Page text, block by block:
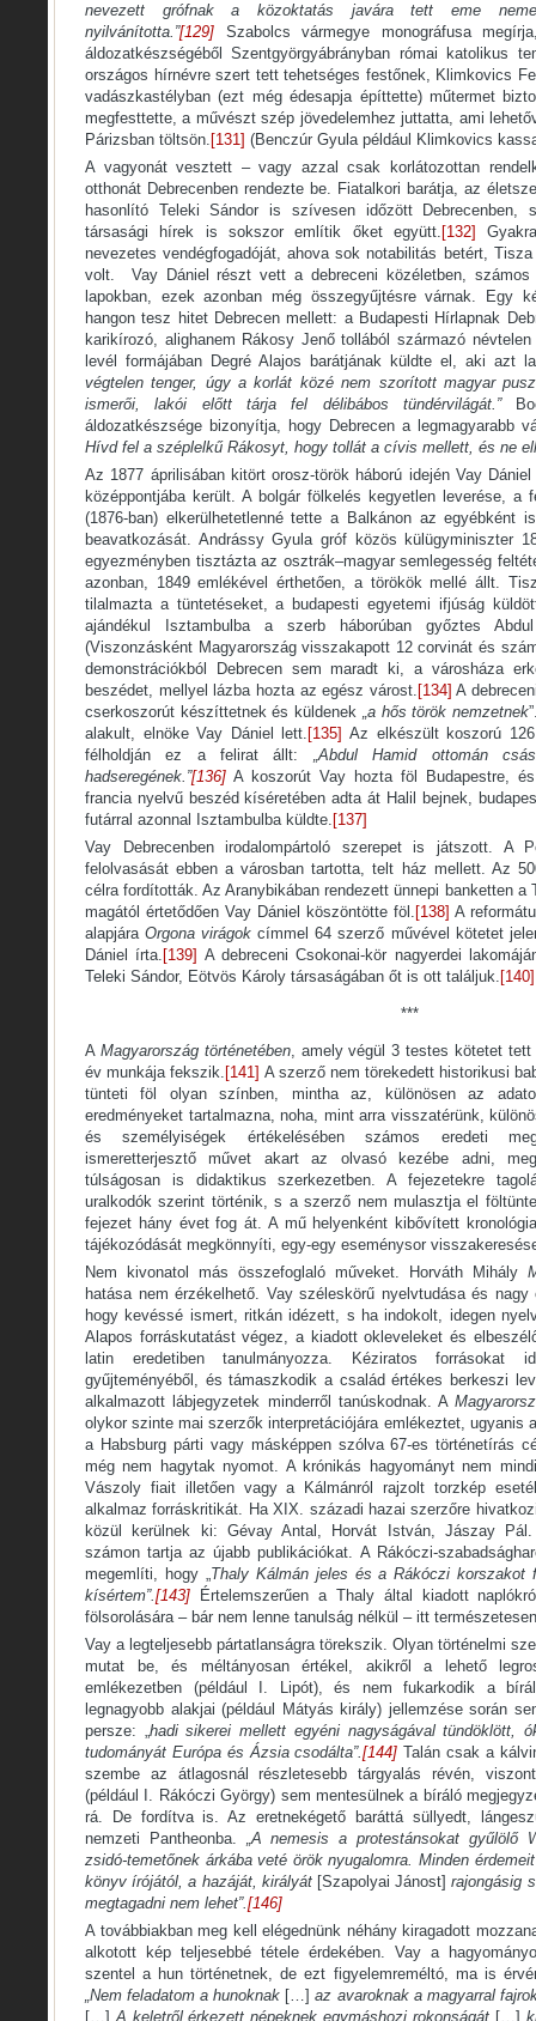
nevezett grófnak a közoktatás javára tett eme
nyilvánította.”[129] Szabolcs vármegye monográfusa
áldozatkészségéből Szentgyörgyábrányban római katolikus
országos hírnévre szert tett tehetséges festőnek, Klimkovics
vadászkastélyban (ezt még édesapja építtette) műtermet
megfesttette, a művészt szép jövedelemhez juttatta, ami
Párizsban töltsön. [131] (Benczúr Gyula például Klimkovics
A vagyonát vesztett – vagy azzal csak korlátozottan
otthonát Debrecenben rendezte be. Fiatalkori barátja, az
hasonlító Teleki Sándor is szívesen időzött
társasági hírek is sokszor említik őket együtt. [132]
nevezetes vendégfogadóját, ahova sok notabilitás betért,
volt. Vay Dániel részt vett a debreceni közéletben, számos
lapokban, ezek azonban még összegyűjtésre várnak. Egy
hangon tesz hitet Debrecen mellett: a Budapesti Hírlapnak
karikírozó, alighanem Rákosy Jenő tollából származó
levél formájában Degré Alajos barátjának küldte el, aki azt
végtelen tenger, úgy a korlát közé nem szorított magyar
ismerői, lakói előtt tárja fel délibábos tündérvilágát.”
áldozatkészsége bizonyítja, hogy Debrecen a legmagyarabb
Hívd fel a széplelkű Rákosyt, hogy tollát a cívis mellett, és ne
Az 1877 áprilisában kitört orosz-török háború idején Vay
középpontjába került. A bolgár fölkelés kegyetlen leverése, a
(1876-ban) elkerülhetetlenné tette a Balkánon az egyébként
beavatkozását. Andrássy Gyula gróf közös külügyminiszter
egyezményben tisztázta az osztrák–magyar semlegesség
azonban, 1849 emlékével érthetően, a törökök mellé állt.
tilalmazta a tüntetéseket, a budapesti egyetemi ifjúság
ajándékul Isztambulba a szerb háborúban győztes
(Viszonzásként Magyarország visszakapott 12 corvinát és
demonstrációkból Debrecen sem maradt ki, a városháza
beszédet, mellyel lázba hozta az egész várost. [134] A
cserkoszorút készíttetnek és küldenek „a hős török nemzetnek
alakult, elnöke Vay Dániel lett. [135] Az elkészült koszorú
félholdján ez a felirat állt: „Abdul Hamid ottomán
hadseregének.”[136] A koszorút Vay hozta föl Budapestre,
francia nyelvű beszéd kíséretében adta át Halil bejnek,
futárral azonnal Isztambulba küldte. [137]
Vay Debrecenben irodalompártoló szerepet is játszott. A
felolvasását ebben a városban tartotta, telt ház mellett. Az
célra fordították. Az Aranybikában rendezett ünnepi banketten a
magától értetődően Vay Dániel köszöntötte föl. [138] A
alapjáraOrgona virágokcímmel 64 szerző művével kötetet
Dániel írta. [139] A debreceni Csokonai-kör nagyerdei
Teleki Sándor, Eötvös Károly társaságában őt is ott találjuk. [140]
***
A Magyarország történetében, amely végül 3 testes kötetet
év munkája fekszik. [141] A szerző nem törekedett historikusi
tünteti föl olyan színben, mintha az, különösen az
eredményeket tartalmazna, noha, mint arra visszatérünk,
és személyiségek értékelésében számos eredeti
ismeretterjesztő művet akart az olvasó kezébe adni,
túlságosan is didaktikus szerkezetben. A fejezetekre
uralkodók szerint történik, s a szerző nem mulasztja el
fejezet hány évet fog át. A mű helyenként kibővített
tájékozódását megkönnyíti, egy-egy eseménysor
Nem kivonatol más összefoglaló műveket. Horváth Mihály
hatása nem érzékelhető. Vay széleskörű nyelvtudása és
hogy kevéssé ismert, ritkán idézett, s ha indokolt, idegen
Alapos forráskutatást végez, a kiadott okleveleket és
latin eredetiben tanulmányozza. Kéziratos forrásokat
gyűjteményéből, és támaszkodik a család értékes berkeszi
alkalmazott lábjegyzetek minderről tanúskodnak. A
olykor szinte mai szerzők interpretációjára emlékeztet, ugyanis
a Habsburg párti vagy másképpen szólva 67-es történetírás
még nem hagytak nyomot. A krónikás hagyományt nem
Vászoly fiait illetően vagy a Kálmánról rajzolt torzkép
alkalmaz forráskritikát. Ha XIX. századi hazai szerzőre
közül kerülnek ki: Gévay Antal, Horvát István, Jászay
számon tartja az újabb publikációkat. A Rákóczi-
megemlíti, hogy „Thaly Kálmán jeles és a Rákóczi korszakot
kísértem”.[143] Értelemszerűen a Thaly által kiadott
fölsorolására – bár nem lenne tanulság nélkül – itt
Vay a legteljesebb pártatlanságra törekszik. Olyan történelmi
mutat be, és méltányosan értékel, akikről a lehető
emlékezetben (például I. Lipót), és nem fukarkodik a
legnagyobb alakjai (például Mátyás király) jellemzése során
persze: „hadi sikerei mellett egyéni nagyságával tündöklött,
tudományát Európa és Ázsia csodálta”.[144] Talán csak a
szembe az átlagosnál részletesebb tárgyalás révén,
(például I. Rákóczi György) sem mentesülnek a bíráló
rá. De fordítva is. Az eretnekégető baráttá süllyedt,
nemzeti Pantheonba. „A nemesis a protestánsokat gyűlölő
zsidó-temetőnek árkába veté örök nyugalomra. Minden
könyv írójától, a hazáját, királyát [Szapolyai Jánost] rajongásig
megtagadni nem lehet”.[146]
A továbbiakban meg kell elégednünk néhány kiragadott
alkotott kép teljesebbé tétele érdekében. Vay a
szentel a hun történetnek, de ezt figyelemreméltó, ma is
„Nem feladatom a hunoknak […]az avaroknak a magyarral
[…]A keletről érkezett népeknek egymáshozi rokonságát […]